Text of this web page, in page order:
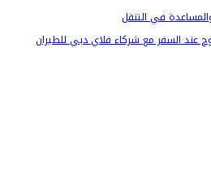
في التنقل
عند السفر مع شركاء فلاي دبي للطيران